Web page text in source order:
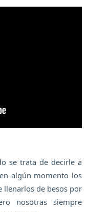
se trata de decirle a
algún momento los
llenarlos de besos por
nosotras siempre